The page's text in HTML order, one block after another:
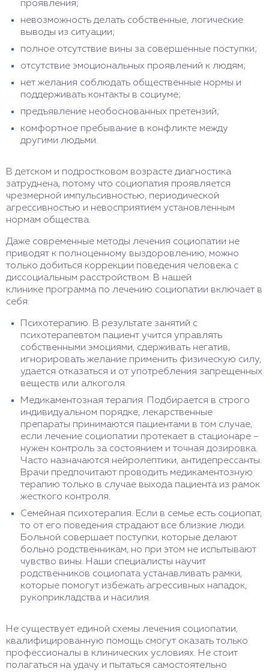
проявления;
невозможность делать собственные, логические
выводы из ситуации;
полное отсутствие вины за совершенные поступки;
отсутствие эмоциональных проявлений к людям;
нет желания соблюдать общественные нормы и
поддерживать контакты в социуме;
предъявление необоснованных претензий;
комфортное пребывание в конфликте между
другими людьми.
В детском и подростковом возрасте диагностика
затруднена, потому что социопатия проявляется
чрезмерной импульсивностью, периодической
агрессивностью и невосприятием установленным
нормам общества.
Даже современные методы лечения социопатии не
приводят к полноценному выздоровлению, можно
только добиться коррекции поведения человека с
диссоциальным расстройством. В нашей
клинике программа по лечению социопатии включает в
себя:
Психотерапию. В результате занятий с
психотерапевтом пациент учится управлять
собственными эмоциями, сдерживать негатив,
игнорировать желание применить физическую силу,
удается отказаться и от употребления запрещенных
веществ или алкоголя.
Медикаментозная терапия. Подбирается в строго
индивидуальном порядке, лекарственные
препараты принимаются пациентами в том случае,
если лечение социопатии протекает в стационаре –
нужен контроль за состоянием и точная дозировка.
Часто назначаются нейролептики, антидепрессанты.
Врачи предпочитают проводить медикаментозную
терапию только в случае выхода пациента из рамок
жесткого контроля.
Семейная психотерапия. Если в семье есть социопат,
то от его поведения страдают все близкие люди.
Больной совершает поступки, которые делают
больно родственникам, но при этом не испытывают
чувство вины. Наши специалисты научит
родственников социопата устанавливать рамки,
которые помогут избежать агрессивных нападок,
рукоприкладства и насилия.
Не существует единой схемы лечения социопатии,
квалифицированную помощь смогут оказать только
профессионалы в клинических условиях. Не стоит
полагаться на удачу и пытаться самостоятельно